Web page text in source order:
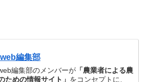
編集部
編集部のメンバーが 「農業者による農
ための情報サイト」 をコンセプトに、